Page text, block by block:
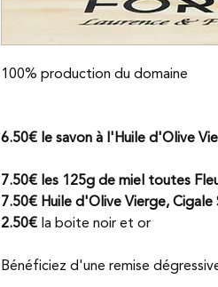
100% production du domaine
6.50€ le savon à l'Huile d'Olive
7.50€ les 125g de miel toutes
7.50€ Huile d'Olive Vierge,
2.50€ la boite noir et or
Bénéficiez d'une remise